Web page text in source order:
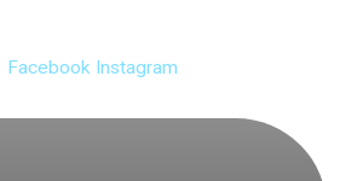
Facebook Instagram